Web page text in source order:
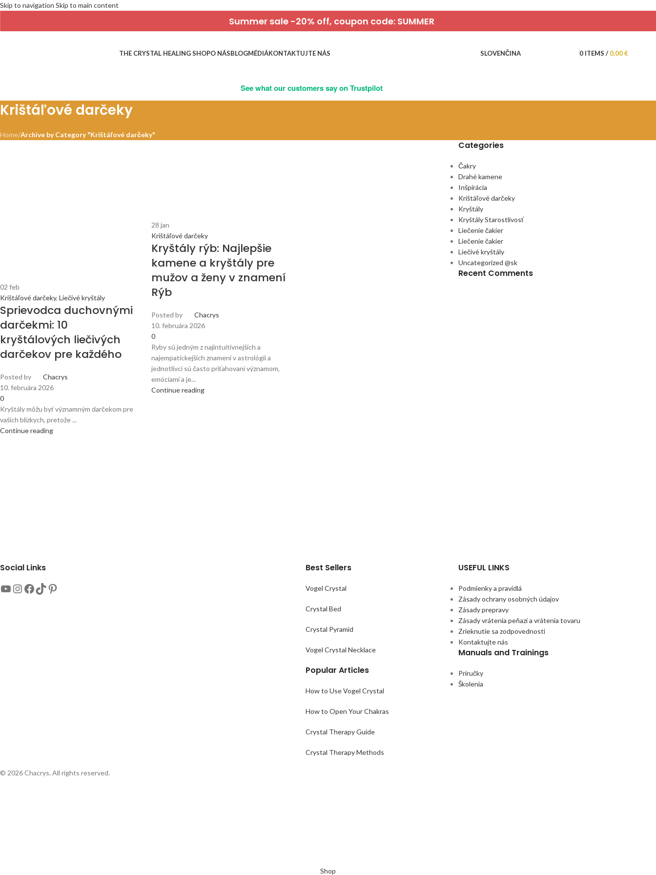
Skip to navigation Skip to main content
Summer sale -20% off, coupon code: SUMMER
THE CRYSTAL HEALING SHOPO NÁSBLOGMÉDIÁKONTAKTUJTE NÁS SLOVENČINA 0 ITEMS / 0,00€
See what our customers say on Trustpilot
Krištáľové darčeky
Home/Archive by Category "Krištáľové darčeky"
02 feb
Krištáľové darčeky, Liečivé kryštály
Sprievodca duchovnými
darčekmi: 10
kryštálových liečivých
darčekov pre každého
Posted by
Chacrys
10. februára 2026
0
Kryštály môžu byť významným darčekom pre
vašich blízkych, pretože ...
Continue reading
28 jan
Krištáľové darčeky
Kryštály rýb: Najlepšie
kamene a kryštály pre
mužov a ženy v znamení
Rýb
Posted by
Chacrys
10. februára 2026
0
Ryby sú jedným z najintuitívnejších a
najempatickejších znamení v astrológii a
jednotlivci sú často priťahovaní významom,
emóciami a je...
Continue reading
Categories
Čakry
Drahé kamene
Inšpirácia
Krištáľové darčeky
Kryštály
Kryštály Starostlivosť
Liečenie čakier
Liečenie čakier
Liečivé kryštály
Uncategorized @sk
Recent Comments
Social Links Best Sellers
Vogel Crystal
Crystal Bed
Crystal Pyramid
Vogel Crystal Necklace
Popular Articles
How to Use Vogel Crystal
How to Open Your Chakras
Crystal Therapy Guide
Crystal Therapy Methods
USEFUL LINKS
Podmienky a pravidlá
Zásady ochrany osobných údajov
Zásady prepravy
Zásady vrátenia peňazí a vrátenia tovaru
Zrieknutie sa zodpovednosti
Kontaktujte nás
Manuals and Trainings
Príručky
Školenia
© 2026 Chacrys. All rights reserved.
Shop